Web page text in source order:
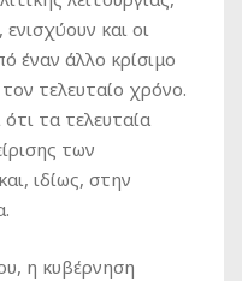
ενισχύουν και οι
έναν άλλο κρίσιμο
τελευταίο χρόνο.
τα τελευταία
των
ιδίως, στην
η κυβέρνηση